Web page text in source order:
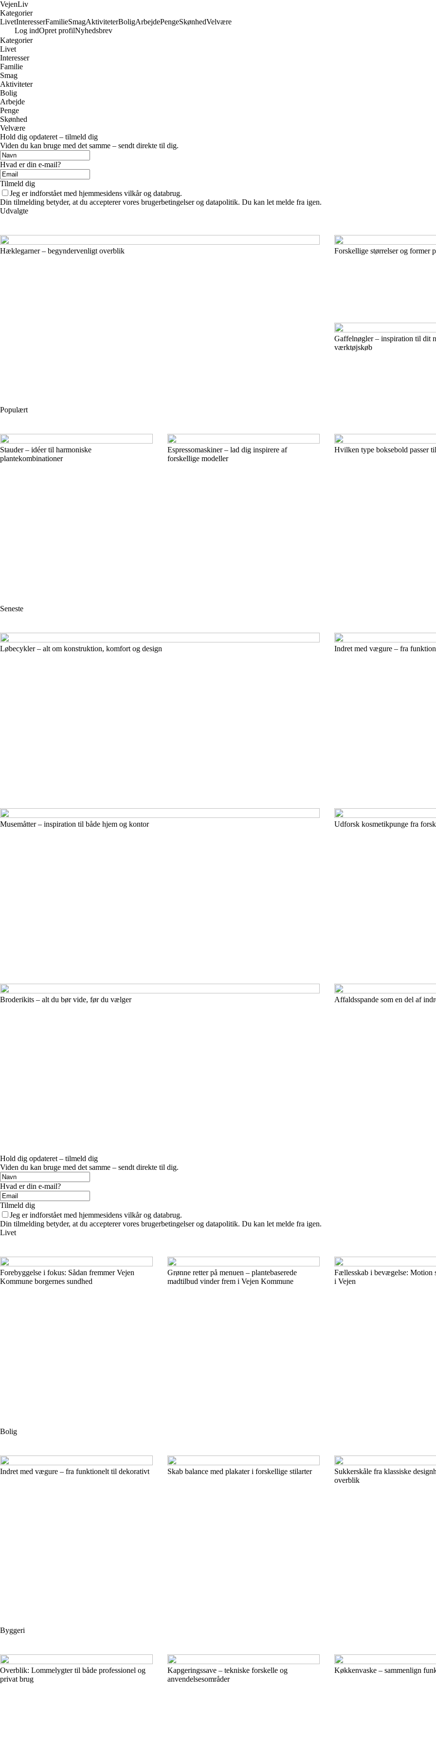
VejenLiv
Kategorier
LivetInteresserFamilieSmagAktiviteterBoligArbejdePengeSkønhedVelvære
Log indOpret profilNyhedsbrev
Kategorier
Livet
Interesser
Familie
Smag
Aktiviteter
Bolig
Arbejde
Penge
Skønhed
Velvære
Hold dig opdateret – tilmeld dig
Viden du kan bruge med det samme – sendt direkte til dig.
Hvad er din e-mail?
Tilmeld dig
Jeg er indforstået med hjemmesidens vilkår og databrug.
Din tilmelding betyder, at du accepterer vores brugerbetingelser og datapolitik. Du kan let melde fra igen.
Udvalgte
Hæklegarner – begyndervenligt overblik Forskellige størrelser og former
Gaffelnøgler – inspiration til dit
værktøjskøb
Populært
Stauder – idéer til harmoniske
plantekombinationer
Espressomaskiner – lad dig inspirere af
forskellige modeller
Hvilken type boksebold passer
Seneste
Løbecykler – alt om konstruktion, komfort og design Indret med vægure – fra
Musemåtter – inspiration til både hjem og kontor Udforsk kosmetikpunge fra
Broderikits – alt du bør vide, før du vælger Affaldsspande som en del af
Hold dig opdateret – tilmeld dig
Viden du kan bruge med det samme – sendt direkte til dig.
Hvad er din e-mail?
Tilmeld dig
Jeg er indforstået med hjemmesidens vilkår og databrug.
Din tilmelding betyder, at du accepterer vores brugerbetingelser og datapolitik. Du kan let melde fra igen.
Livet
Forebyggelse i fokus: Sådan fremmer Vejen
Kommune borgernes sundhed
Grønne retter på menuen – plantebaserede
madtilbud vinder frem i Vejen Kommune
Fællesskab i bevægelse: Motion
i Vejen
Bolig
Indret med vægure – fra funktionelt til dekorativt Skab balance med plakater i forskellige stilarter
Sukkerskåle fra klassiske
overblik
Byggeri
Overblik: Lommelygter til både professionel og
privat brug
Kapgeringssave – tekniske forskelle og
anvendelsesområder
Køkkenvaske – sammenlign